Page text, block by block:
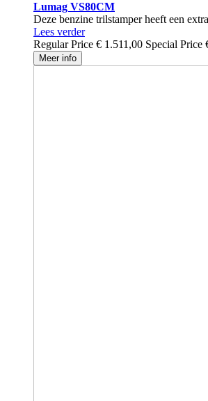
Lumag VS80CM
Deze benzine trilstamper heeft een
Lees verder
Regular Price € 1.511,00 Special Price
Meer info